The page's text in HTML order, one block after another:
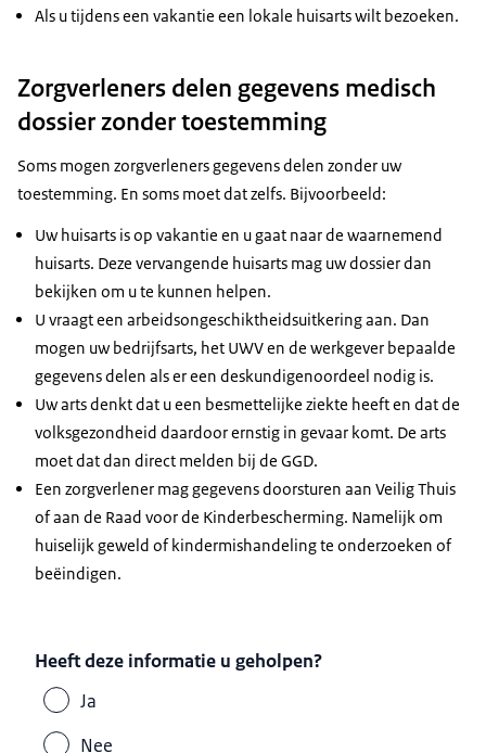
Als u tijdens een vakantie een lokale huisarts wilt bezoeken.
Zorgverleners delen gegevens medisch
dossier zonder toestemming
Soms mogen zorgverleners gegevens delen zonder uw
toestemming. En soms moet dat zelfs. Bijvoorbeeld:
Uw huisarts is op vakantie en u gaat naar de waarnemend
huisarts. Deze vervangende huisarts mag uw dossier dan
bekijken om u te kunnen helpen.
U vraagt een arbeidsongeschiktheidsuitkering aan. Dan
mogen uw bedrijfsarts, het UWV en de werkgever bepaalde
gegevens delen als er een deskundigenoordeel nodig is.
Uw arts denkt dat u een besmettelijke ziekte heeft en dat de
volksgezondheid daardoor ernstig in gevaar komt. De arts
moet dat dan direct melden bij de GGD.
Een zorgverlener mag gegevens doorsturen aan Veilig Thuis
of aan de Raad voor de Kinderbescherming. Namelijk om
huiselijk geweld of kindermishandeling te onderzoeken of
beëindigen.
Heeft deze informatie u geholpen?
Ja
Nee